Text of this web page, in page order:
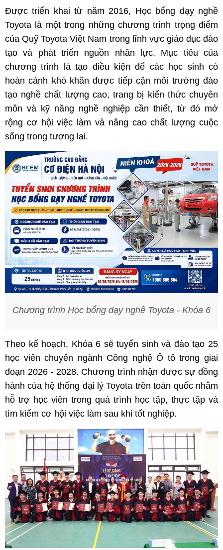
Được triển khai từ năm 2016, Học bổng dạy nghề
Toyota là một trong những chương trình trọng điểm
của Quỹ Toyota Việt Nam trong lĩnh vực giáo dục đào
tạo và phát triển nguồn nhân lực. Mục tiêu của
chương trình là tạo điều kiện để các học sinh có
hoàn cảnh khó khăn được tiếp cận môi trường đào
tạo nghề chất lượng cao, trang bị kiến thức chuyên
môn và kỹ năng nghề nghiệp cần thiết, từ đó mở
rộng cơ hội việc làm và nâng cao chất lượng cuộc
sống trong tương lai.
Chương trình Học bổng dạy nghề Toyota - Khóa 6
Theo kế hoạch, Khóa 6 sẽ tuyển sinh và đào tạo 25
học viên chuyên ngành Công nghệ Ô tô trong giai
đoạn 2026 - 2028. Chương trình nhận được sự đồng
hành của hệ thống đại lý Toyota trên toàn quốc nhằm
hỗ trợ học viên trong quá trình học tập, thực tập và
tìm kiếm cơ hội việc làm sau khi tốt nghiệp.